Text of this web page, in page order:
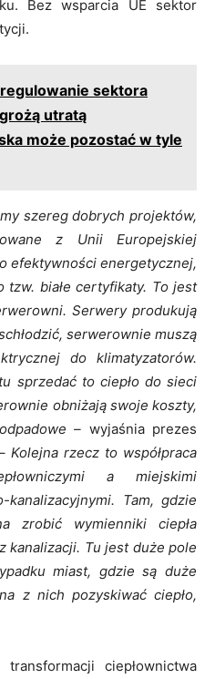
Bez wsparcia UE sektor
sektora
utratą
może pozostać w tyle
szereg dobrych projektów,
z Unii Europejskiej
efektywności energetycznej,
tzw. białe certyfikaty. To jest
Serwery produkują
serwerownie muszą
do klimatyzatorów.
sprzedać to ciepło do sieci
obniżają swoje koszty,
– wyjaśnia prezes
Kolejna rzecz to współpraca
a miejskimi
kanalizacyjnymi. Tam, gdzie
zrobić wymienniki ciepła
kanalizacji. Tu jest duże pole
miast, gdzie są duże
z nich pozyskiwać ciepło,
ciepłownictwa